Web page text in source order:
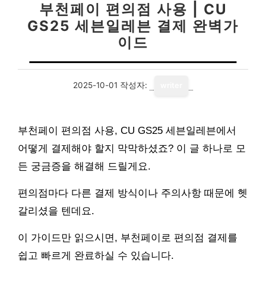
부천페이 편의점 사용 | CU
GS25 세븐일레븐 결제 완벽가
이드
2025-10-01 작성자:
부천페이 편의점 사용, CU GS25 세븐일레븐에서
어떻게 결제해야 할지 막막하셨죠? 이 글 하나로 모
든 궁금증을 해결해 드릴게요.
편의점마다 다른 결제 방식이나 주의사항 때문에 헷
갈리셨을 텐데요.
이 가이드만 읽으시면, 부천페이로 편의점 결제를
쉽고 빠르게 완료하실 수 있습니다.